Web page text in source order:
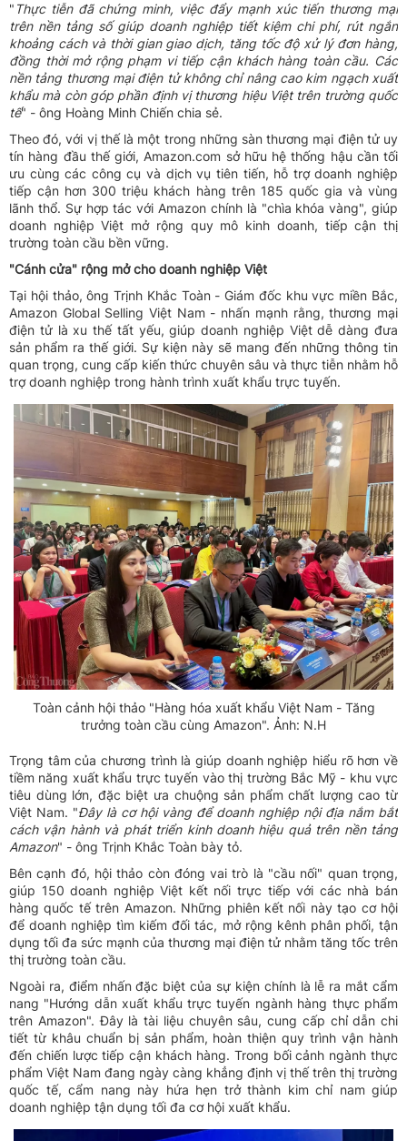
" Thực tiễn đã chứng minh, việc đẩy mạnh xúc tiến thương mại
trên nền tảng số giúp doanh nghiệp tiết kiệm chi phí, rút ngắn
khoảng cách và thời gian giao dịch, tăng tốc độ xử lý đơn hàng,
đồng thời mở rộng phạm vi tiếp cận khách hàng toàn cầu. Các
nền tảng thương mại điện tử không chỉ nâng cao kim ngạch xuất
khẩu mà còn góp phần định vị thương hiệu Việt trên trường quốc
tế" - ông Hoàng Minh Chiến chia sẻ.
Theo đó, với vị thế là một trong những sàn thương mại điện tử uy
tín hàng đầu thế giới, Amazon.com sở hữu hệ thống hậu cần tối
ưu cùng các công cụ và dịch vụ tiên tiến, hỗ trợ doanh nghiệp
tiếp cận hơn 300 triệu khách hàng trên 185 quốc gia và vùng
lãnh thổ. Sự hợp tác với Amazon chính là "chìa khóa vàng", giúp
doanh nghiệp Việt mở rộng quy mô kinh doanh, tiếp cận thị
trường toàn cầu bền vững.
"Cánh cửa" rộng mở cho doanh nghiệp Việt
Tại hội thảo, ông Trịnh Khắc Toàn - Giám đốc khu vực miền Bắc,
Amazon Global Selling Việt Nam - nhấn mạnh rằng, thương mại
điện tử là xu thế tất yếu, giúp doanh nghiệp Việt dễ dàng đưa
sản phẩm ra thế giới. Sự kiện này sẽ mang đến những thông tin
quan trọng, cung cấp kiến thức chuyên sâu và thực tiễn nhằm hỗ
trợ doanh nghiệp trong hành trình xuất khẩu trực tuyến.
Toàn cảnh hội thảo "Hàng hóa xuất khẩu Việt Nam - Tăng
trưởng toàn cầu cùng Amazon". Ảnh: N.H
Trọng tâm của chương trình là giúp doanh nghiệp hiểu rõ hơn về
tiềm năng xuất khẩu trực tuyến vào thị trường Bắc Mỹ - khu vực
tiêu dùng lớn, đặc biệt ưa chuộng sản phẩm chất lượng cao từ
Việt Nam. "Đây là cơ hội vàng để doanh nghiệp nội địa nắm bắt
cách vận hành và phát triển kinh doanh hiệu quả trên nền tảng
Amazon" - ông Trịnh Khắc Toàn bày tỏ.
Bên cạnh đó, hội thảo còn đóng vai trò là "cầu nối" quan trọng,
giúp 150 doanh nghiệp Việt kết nối trực tiếp với các nhà bán
hàng quốc tế trên Amazon. Những phiên kết nối này tạo cơ hội
để doanh nghiệp tìm kiếm đối tác, mở rộng kênh phân phối, tận
dụng tối đa sức mạnh của thương mại điện tử nhằm tăng tốc trên
thị trường toàn cầu.
Ngoài ra, điểm nhấn đặc biệt của sự kiện chính là lễ ra mắt cẩm
nang "Hướng dẫn xuất khẩu trực tuyến ngành hàng thực phẩm
trên Amazon". Đây là tài liệu chuyên sâu, cung cấp chỉ dẫn chi
tiết từ khâu chuẩn bị sản phẩm, hoàn thiện quy trình vận hành
đến chiến lược tiếp cận khách hàng. Trong bối cảnh ngành thực
phẩm Việt Nam đang ngày càng khẳng định vị thế trên thị trường
quốc tế, cẩm nang này hứa hẹn trở thành kim chỉ nam giúp
doanh nghiệp tận dụng tối đa cơ hội xuất khẩu.